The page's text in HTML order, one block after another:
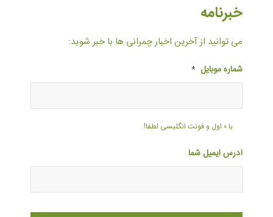
خبرنامه
می توانید از آخرین اخبار چمرانی ها با خبر شوید:
شماره موبایل *
با ۰ اول و فونت انگلیسی لطفا!
آدرس ایمیل شما